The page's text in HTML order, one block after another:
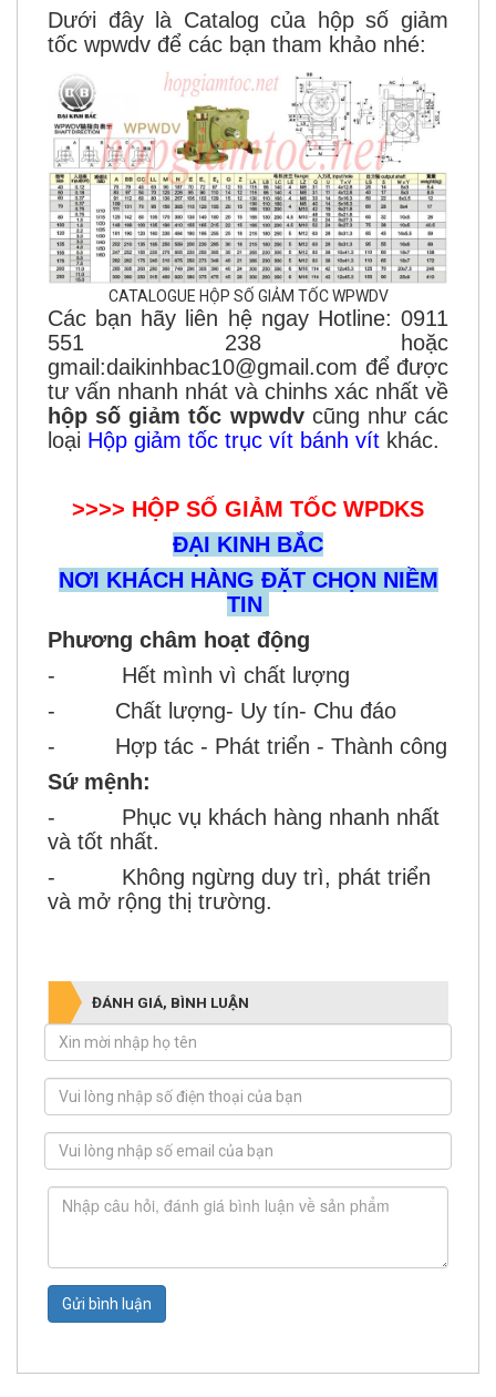
Dưới đây là Catalog của hộp số giảm
tốc wpwdv để các bạn tham khảo nhé:
CATALOGUE HỘP SỐ GIẢM TỐC WPWDV
Các bạn hãy liên hệ ngay Hotline: 0911
551 238 hoặc
gmail:daikinhbac10@gmail.com để được
tư vấn nhanh nhát và chinhs xác nhất về
hộp số giảm tốc wpwdvcũng như các
loại Hộp giảm tốc trục vít bánh vít khác.
>>>> HỘP SỐ GIẢM TỐC WPDKS
ĐẠI KINH BẮC
NƠI KHÁCH HÀNG ĐẶT CHỌN NIỀM
TIN
Phương châm hoạt động
- Hết mình vì chất lượng
- Chất lượng- Uy tín- Chu đáo
- Hợp tác - Phát triển - Thành công
Sứ mệnh:
- Phục vụ khách hàng nhanh nhất
và tốt nhất.
- Không ngừng duy trì, phát triển
và mở rộng thị trường.
ĐÁNH GIÁ, BÌNH LUẬN
Gửi bình luận